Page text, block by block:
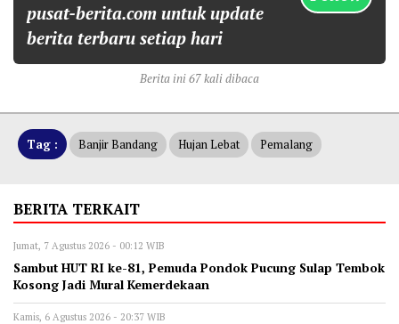
pusat-berita.com untuk update
berita terbaru setiap hari
Berita ini 67 kali dibaca
Tag : Banjir Bandang Hujan Lebat Pemalang
BERITA TERKAIT
Jumat, 7 Agustus 2026 - 00:12 WIB
Sambut HUT RI ke-81, Pemuda Pondok Pucung Sulap Tembok
Kosong Jadi Mural Kemerdekaan
Kamis, 6 Agustus 2026 - 20:37 WIB